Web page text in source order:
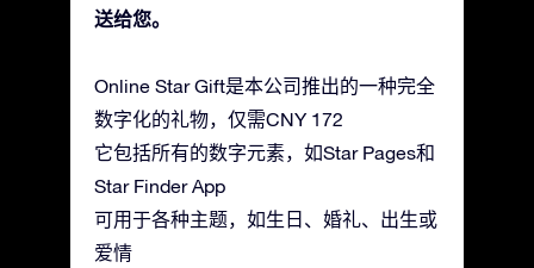
送给您。
Online Star Gift是本公司推出的一种完全
数字化的礼物，仅需CNY 172
它包括所有的数字元素，如Star Pages和
Star Finder App
可用于各种主题，如生日、婚礼、出生或
爱情